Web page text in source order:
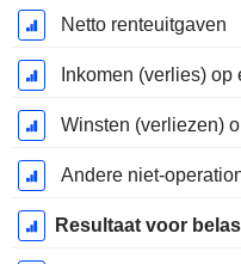
Netto renteuitgaven
Winsten (verliezen)
Andere niet-